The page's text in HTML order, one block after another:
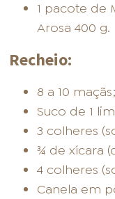
1 pacote de
Arosa 400 g.
Recheio:
8 a 10 maçãs;
Suco de 1
3 colheres
¾ de xícara
4 colheres
Canela em